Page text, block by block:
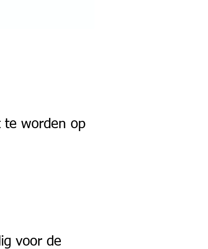
te worden op
voor de